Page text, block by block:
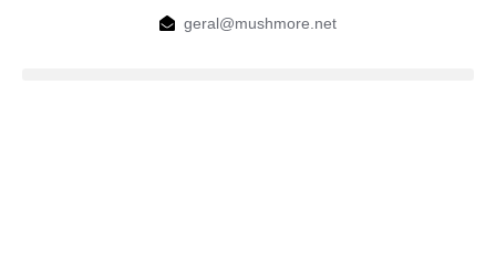
geral@mushmore.net